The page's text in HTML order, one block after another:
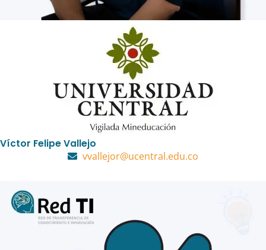
Víctor Felipe Vallejo
vvallejor@ucentral.edu.co